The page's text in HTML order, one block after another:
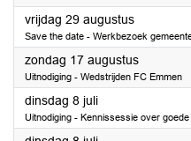
vrijdag 29 augustus2025
Save the date - Werkbezoek
zondag 17 augustus2025
Uitnodiging - Wedstrijden FC Emmen
dinsdag 8 juli2025
Uitnodiging - Kennissessie over